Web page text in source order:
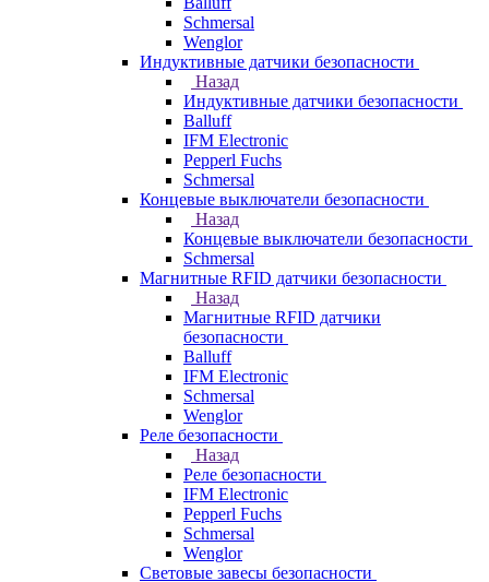
Schmersal
Wenglor
Индуктивные датчики безопасности
Назад
Индуктивные датчики безопасности
Balluff
IFM Electronic
Pepperl Fuchs
Schmersal
Концевые выключатели безопасности
Назад
Концевые выключатели безопасности
Schmersal
Магнитные RFID датчики безопасности
Назад
Магнитные RFID датчики
безопасности
Balluff
IFM Electronic
Schmersal
Wenglor
Реле безопасности
Назад
Реле безопасности
IFM Electronic
Pepperl Fuchs
Schmersal
Wenglor
Световые завесы безопасности